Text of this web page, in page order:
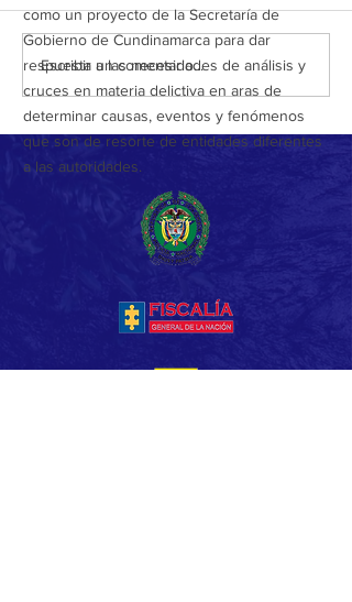
GOLPE AL ECOCIDIO EN SOACHA:
CUATRO CAPTURADOS POR
EXTRACCIÓN ILEGAL DE CARBÓN
VEGETAL
Escribir un comentario...
como un proyecto de la Secretaría de
Gobierno de Cundinamarca para dar
respuesta a las necesidades de análisis y
cruces en materia delictiva en aras de
determinar causas, eventos y fenómenos
que son de resorte de entidades diferentes
a las autoridades.